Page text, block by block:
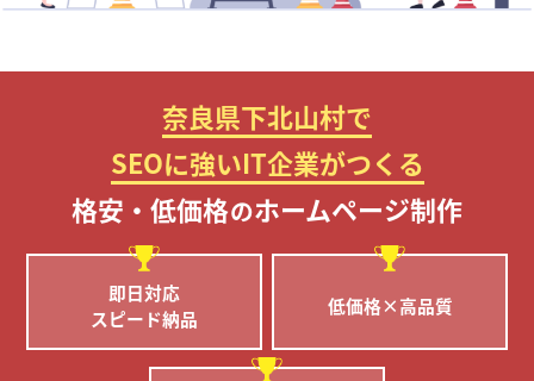
奈良県下北山村で
SEOに強いIT企業がつくる
格安・低価格のホームページ制作
即日対応
スピード納品
低価格×高品質